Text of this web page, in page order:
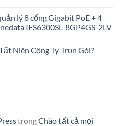
lý 8 cổng Gigabit PoE + 4
IES6300SL-8GP4GS-2LV
Niên Công Ty Trọn Gói?
trongChào tất cả mọi